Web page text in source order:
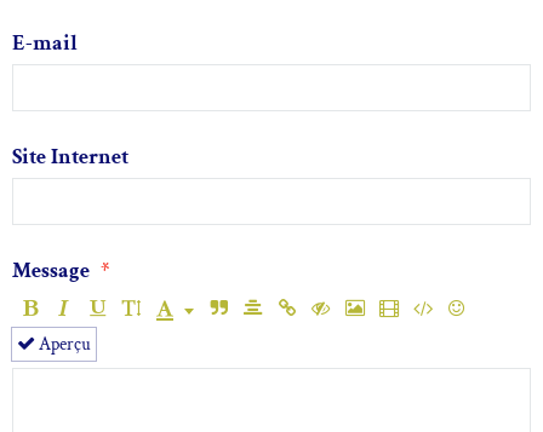
E-mail
Site Internet
Message
Aperçu